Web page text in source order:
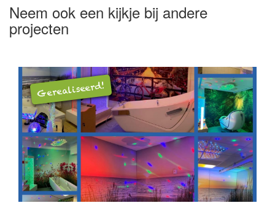
Neem ook een kijkje bij andere
projecten
Gerealiseerd!